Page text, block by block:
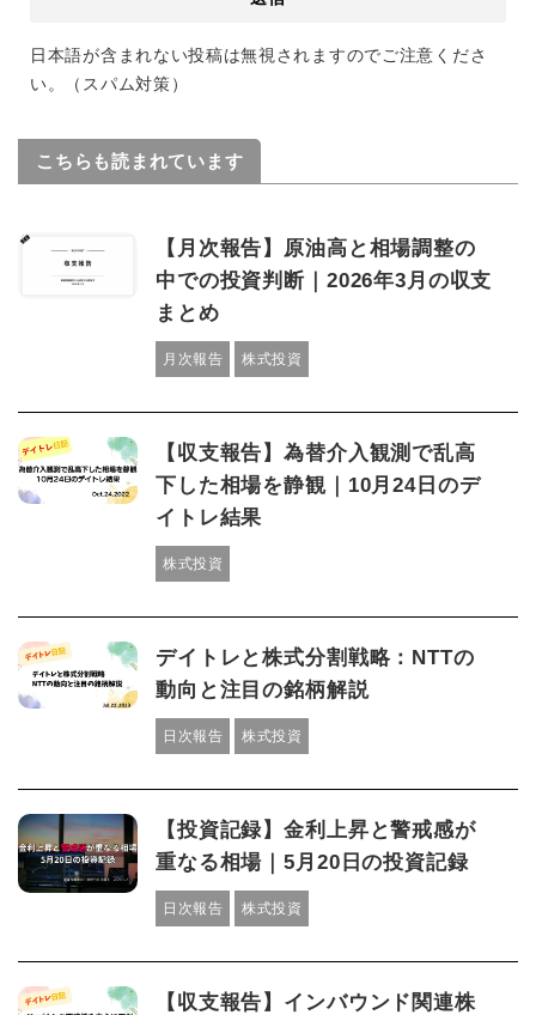
日本語が含まれない投稿は無視されますのでご注意くださ
い。（スパム対策）
こちらも読まれています
【月次報告】原油高と相場調整の
中での投資判断｜2026年3月の収支
まとめ
月次報告 株式投資
【収支報告】為替介入観測で乱高
下した相場を静観｜10月24日のデ
イトレ結果
株式投資
デイトレと株式分割戦略：NTTの
動向と注目の銘柄解説
日次報告 株式投資
【投資記録】金利上昇と警戒感が
重なる相場｜5月20日の投資記録
日次報告 株式投資
【収支報告】インバウンド関連株